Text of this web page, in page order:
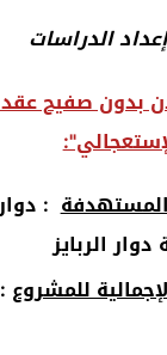
الدراسات
بدون صفيح عقد
المستهدفة:
الربايز
للمشروع